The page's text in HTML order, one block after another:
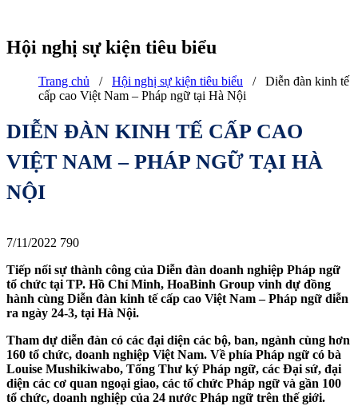
Hội nghị sự kiện tiêu biểu
Trang chủ / Hội nghị sự kiện tiêu biểu / Diễn đàn kinh tế
cấp cao Việt Nam – Pháp ngữ tại Hà Nội
DIỄN ĐÀN KINH TẾ CẤP CAO
VIỆT NAM – PHÁP NGỮ TẠI HÀ
NỘI
7/11/2022 790
Tiếp nối sự thành công của Diễn đàn doanh nghiệp Pháp ngữ
tổ chức tại TP. Hồ Chí Minh, HoaBinh Group vinh dự đồng
hành cùng Diễn đàn kinh tế cấp cao Việt Nam – Pháp ngữ diễn
ra ngày 24-3, tại Hà Nội.
Tham dự diễn đàn có các đại diện các bộ, ban, ngành cùng hơn
160 tổ chức, doanh nghiệp Việt Nam. Về phía Pháp ngữ có bà
Louise Mushikiwabo, Tổng Thư ký Pháp ngữ, các Đại sứ, đại
diện các cơ quan ngoại giao, các tổ chức Pháp ngữ và gần 100
tổ chức, doanh nghiệp của 24 nước Pháp ngữ trên thế giới.